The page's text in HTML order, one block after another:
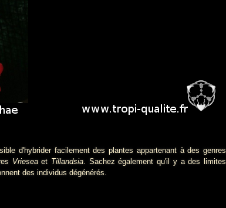
facilement des plantes appartenant à des genres
Vrieseaet Tillandsia. Sachez également qu'il y a des limites
des individus dégénérés.